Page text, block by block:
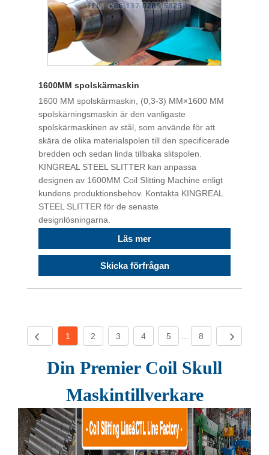
1600MM spolskärmaskin
1600 MM spolskärmaskin, (0,3-3) MM×1600 MM
spolskärningsmaskin är den vanligaste
spolskärmaskinen av stål, som använde för att
skära de olika materialspolen till den specificerade
bredden och sedan linda tillbaka slitspolen.
KINGREAL STEEL SLITTER kan anpassa
designen av 1600MM Coil Slitting Machine enligt
kundens produktionsbehov. Kontakta KINGREAL
STEEL SLITTER för de senaste
designlösningarna.
Läs mer
Skicka förfrågan
1 2 3 4 5 ... 8
Din Premier Coil Skull
Maskintillverkare